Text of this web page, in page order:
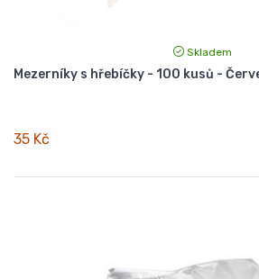
Skladem
Mezerníky s hřebíčky - 100 kusů -
35 Kč